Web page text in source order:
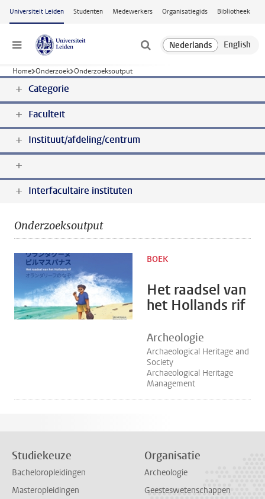
Ga naar hoofdinhoud
Universiteit Leiden Studenten Medewerkers Organisatiegids Bibliotheek
Menu
Home Onderzoek Onderzoeksoutput
Categorie
Faculteit
Instituut/afdeling/centrum
Interfacultaire instituten
Onderzoeksoutput
Het raadsel van
het Hollands rif
BOEK
Archeologie
Archaeological Heritage and
Society
Archaeological Heritage
Management
Studiekeuze
Bacheloropleidingen
Masteropleidingen
Organisatie
Archeologie
Geesteswetenschappen